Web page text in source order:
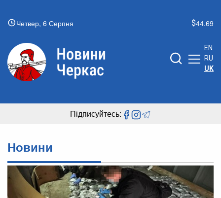
Четвер, 6 Серпня 44.69
EN
RU
UK
Підписуйтесь:
Новини